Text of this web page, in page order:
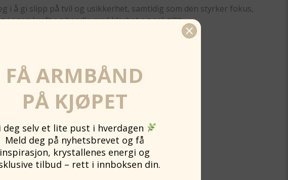
i å gi slipp på tvil og usikkerhet, samtidig som den styrker fokus,
i egen kraft og handle med klarhet og selvtillit.
FÅ ARMBÅND
PÅ KJØPET
deg selv et lite pust i hverdagen
Meld deg på nyhetsbrevet og få
inspirasjon, krystallenes energi og
tilbud – rett i innboksen din.